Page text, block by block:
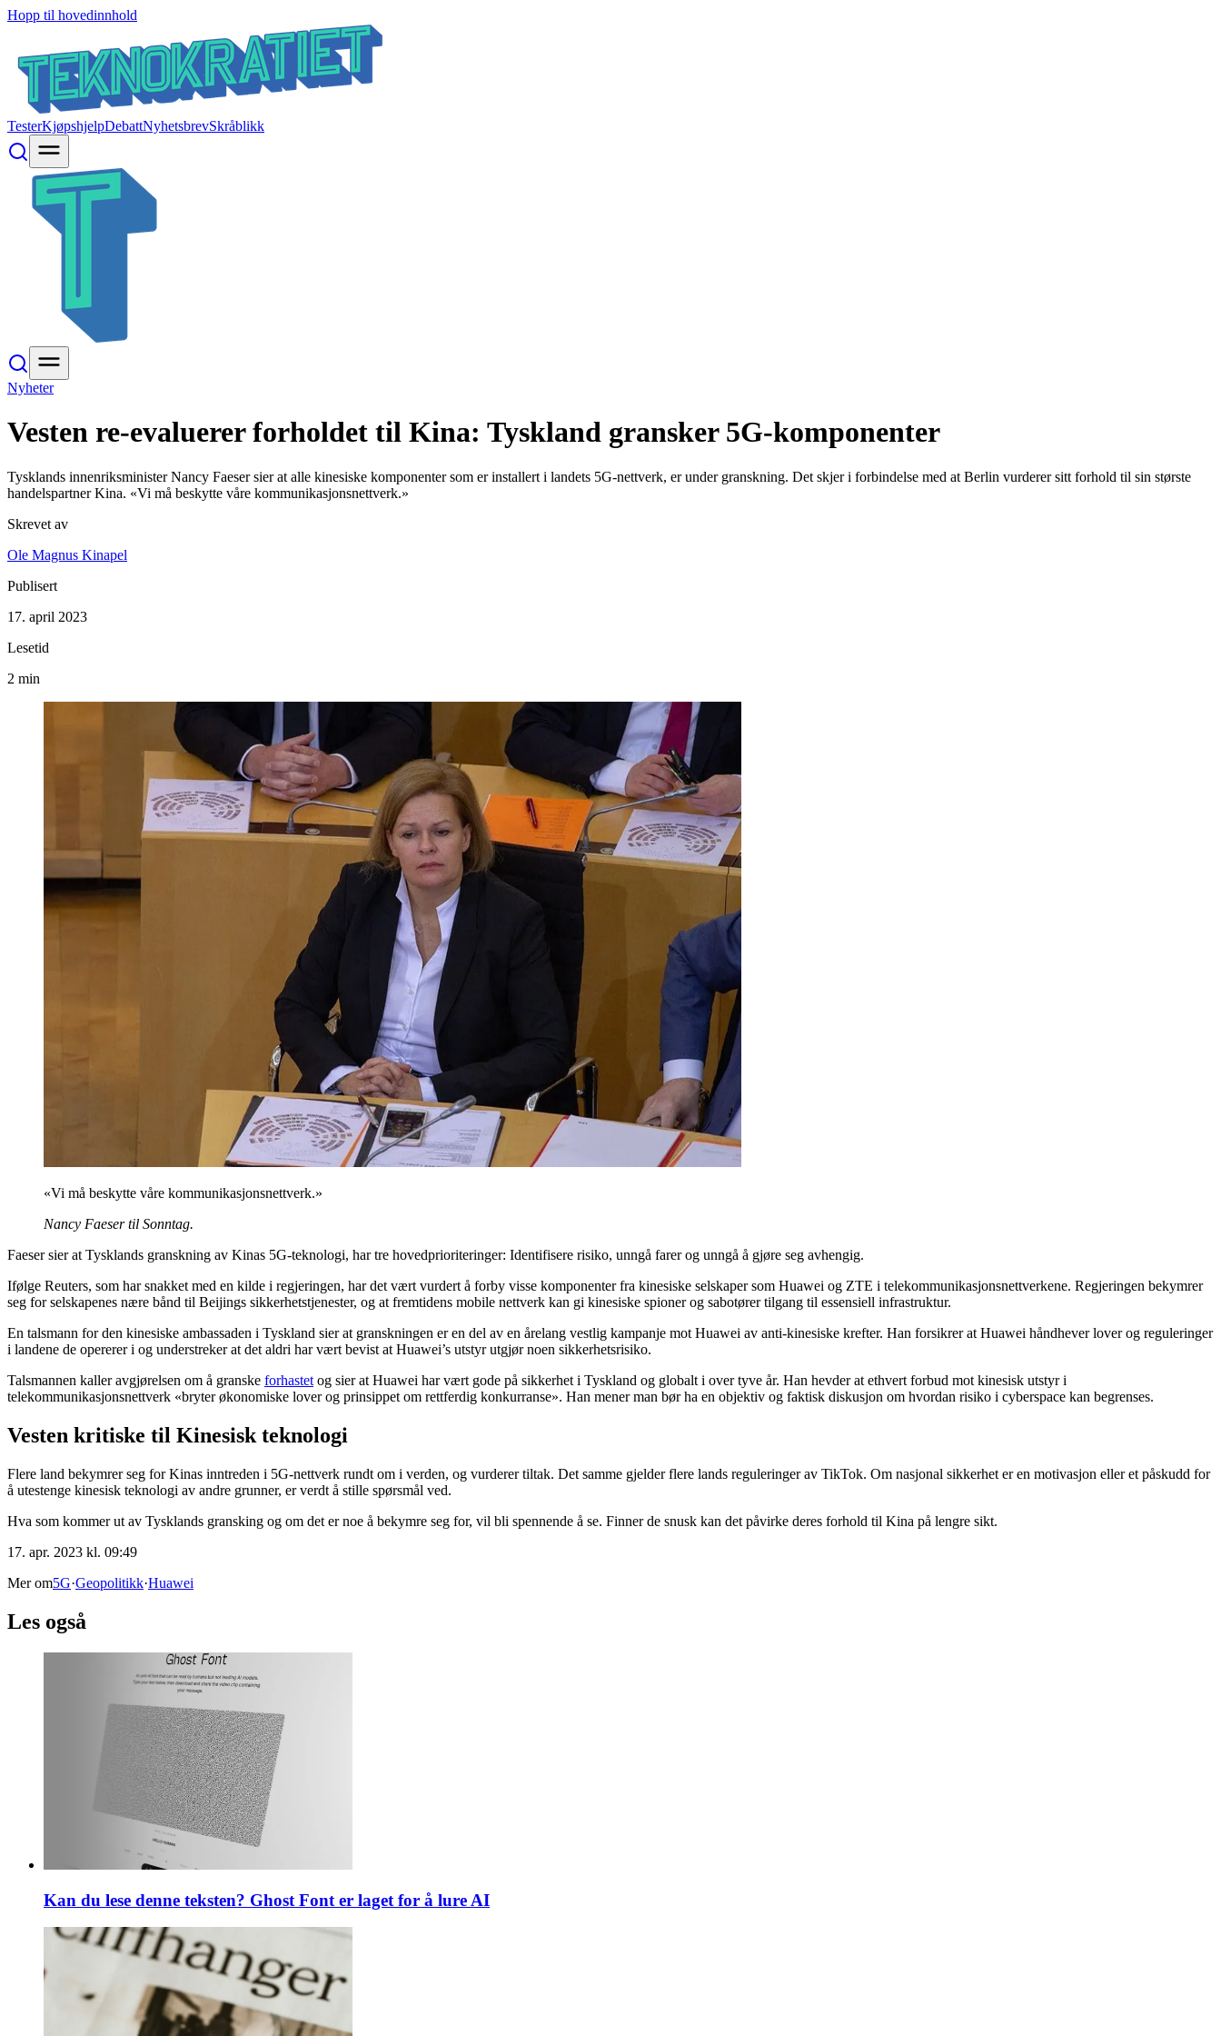
Hopp til hovedinnhold
TesterKjøpshjelpDebattNyhetsbrevSkråblikk
Nyheter
Vesten re-evaluerer forholdet til Kina: Tyskland gransker 5G-komponenter
Tysklands innenriksminister Nancy Faeser sier at alle kinesiske komponenter som er installert i landets 5G-nettverk, er under granskning. Det skjer i forbindelse med at Berlin vurderer sitt forhold til sin største
handelspartner Kina. «Vi må beskytte våre kommunikasjonsnettverk.»
Skrevet av
Ole Magnus Kinapel
Publisert
17. april 2023
Lesetid
2 min
«Vi må beskytte våre kommunikasjonsnettverk.»
Nancy Faeser til Sonntag.
Faeser sier at Tysklands granskning av Kinas 5G-teknologi, har tre hovedprioriteringer: Identifisere risiko, unngå farer og unngå å gjøre seg avhengig.
Ifølge Reuters, som har snakket med en kilde i regjeringen, har det vært vurdert å forby visse komponenter fra kinesiske selskaper som Huawei og ZTE i telekommunikasjonsnettverkene. Regjeringen bekymrer
seg for selskapenes nære bånd til Beijings sikkerhetstjenester, og at fremtidens mobile nettverk kan gi kinesiske spioner og sabotører tilgang til essensiell infrastruktur.
En talsmann for den kinesiske ambassaden i Tyskland sier at granskningen er en del av en årelang vestlig kampanje mot Huawei av anti-kinesiske krefter. Han forsikrer at Huawei håndhever lover og reguleringer
i landene de opererer i og understreker at det aldri har vært bevist at Huawei’s utstyr utgjør noen sikkerhetsrisiko.
Talsmannen kaller avgjørelsen om å granske forhastet og sier at Huawei har vært gode på sikkerhet i Tyskland og globalt i over tyve år. Han hevder at ethvert forbud mot kinesisk utstyr i
telekommunikasjonsnettverk «bryter økonomiske lover og prinsippet om rettferdig konkurranse». Han mener man bør ha en objektiv og faktisk diskusjon om hvordan risiko i cyberspace kan begrenses.
Vesten kritiske til Kinesisk teknologi
Flere land bekymrer seg for Kinas inntreden i 5G-nettverk rundt om i verden, og vurderer tiltak. Det samme gjelder flere lands reguleringer av TikTok. Om nasjonal sikkerhet er en motivasjon eller et påskudd for
å utestenge kinesisk teknologi av andre grunner, er verdt å stille spørsmål ved.
Hva som kommer ut av Tysklands gransking og om det er noe å bekymre seg for, vil bli spennende å se. Finner de snusk kan det påvirke deres forhold til Kina på lengre sikt.
17. apr. 2023 kl. 09:49
Mer om5G·Geopolitikk·Huawei
Les også
Kan du lese denne teksten? Ghost Font er laget for å lure AI